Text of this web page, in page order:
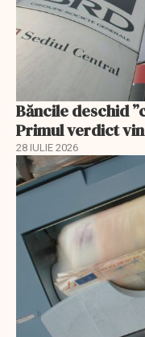
Băncile deschid
Primul verdict
28 IULIE 2026